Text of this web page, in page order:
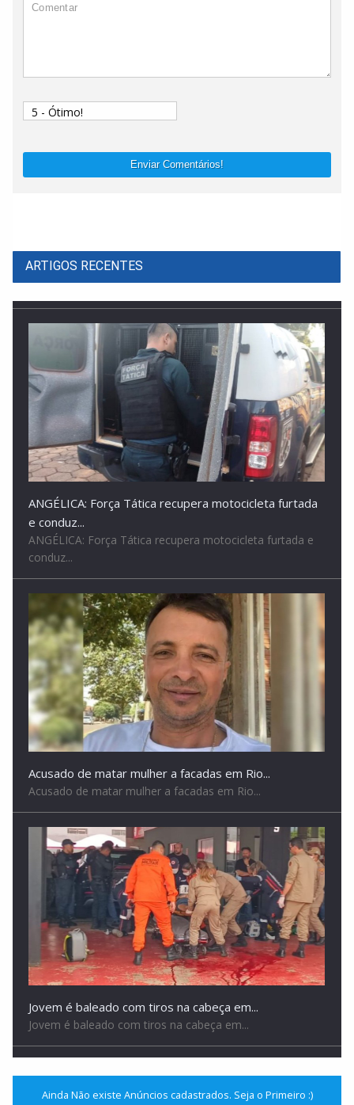
Enviar Comentários!
ARTIGOS RECENTES
ANGÉLICA: Força Tática recupera motocicleta furtada
ANGÉLICA: Força Tática recupera motocicleta furtada e
conduz...
Acusado de matar mulher a facadas em Rio...
Jovem é baleado com tiros na cabeça em...
Ainda Não existe Anúncios cadastrados. Seja o Primeiro :)